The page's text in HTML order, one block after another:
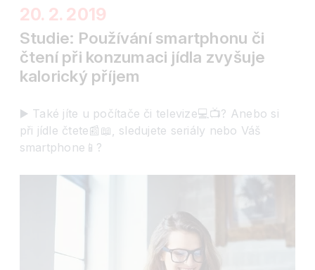
20. 2. 2019
Studie: Používání smartphonu či
čtení při konzumaci jídla zvyšuje
kalorický příjem
▶️ Také jíte u počítače či televize💻📺? Anebo si
při jídle čtete📰📖, sledujete seriály nebo Váš
smartphone📱?